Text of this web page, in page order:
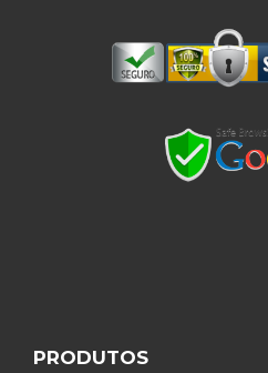
PRODUTOS